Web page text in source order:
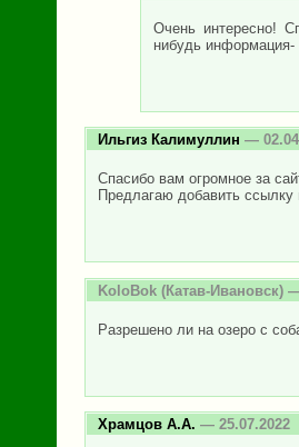
Очень интересно!
нибудь информация-
Ильгиз Калимуллин —
Спасибо вам огромное за
Предлагаю добавить
KoloBok (Катав-Ивановск)
Разрешено ли на озеро с
Храмцов А.А. — 25.07.2022